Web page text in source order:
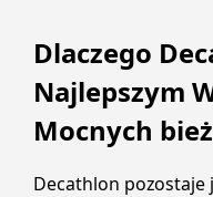
Dlaczego
Najlepszym
Mocnych
Decathlon pozostaje